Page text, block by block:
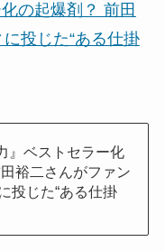
の起爆剤？ 前田
投じた“ある仕掛
』ベストセラー化
裕二さんがファン
投じた“ある仕掛